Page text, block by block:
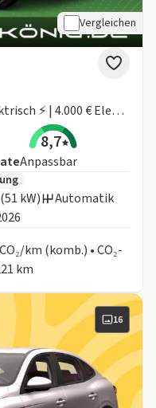
Vergleichen
Neues Modell Expression | Vollektrisch ⚡️ | 4.000 € Elektro-Prämie als Anzahlung (finanzierbar)
8,7
Anpassbar
kW)
Automatik
km (komb.) • CO₂-
km
16